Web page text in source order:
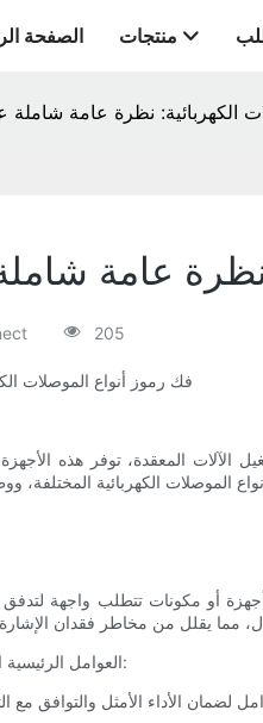
الصفحة منتجات
الكهربائية: نظرة عامة شاملة
عامة
205
فك رموز أنواع الموصلات
المعقدة، توفر هذه
أو مكونات تتطلب واجهة
2. العوامل الرئيسية التي يجب مراعاتها في الموصلات الكهربائية: